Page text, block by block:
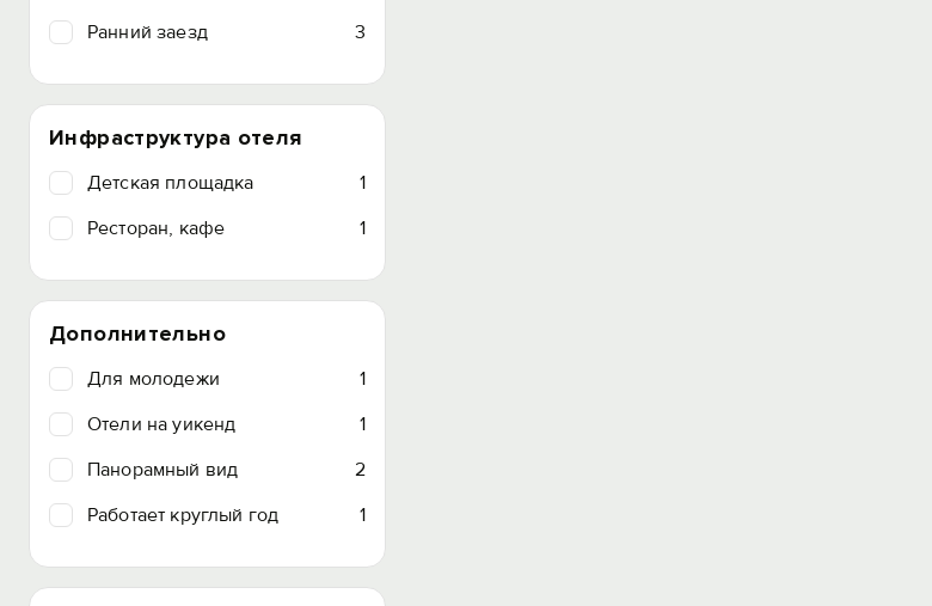
Ранний заезд
3
Инфраструктура отеля
Детская площадка
1
Ресторан, кафе
1
Дополнительно
Для молодежи
1
Отели на уикенд
1
Панорамный вид
2
Работает круглый год
1